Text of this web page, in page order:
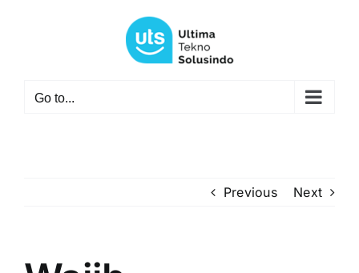
Go to...
Previous Next